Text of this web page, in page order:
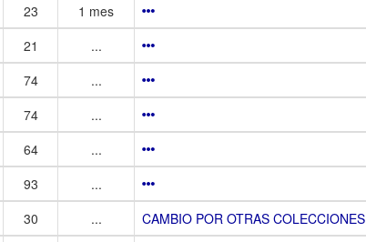
23
1 mes
21
...
74
...
74
...
64
...
93
...
30 ...
CAMBIO POR OTRAS COLECCIONES